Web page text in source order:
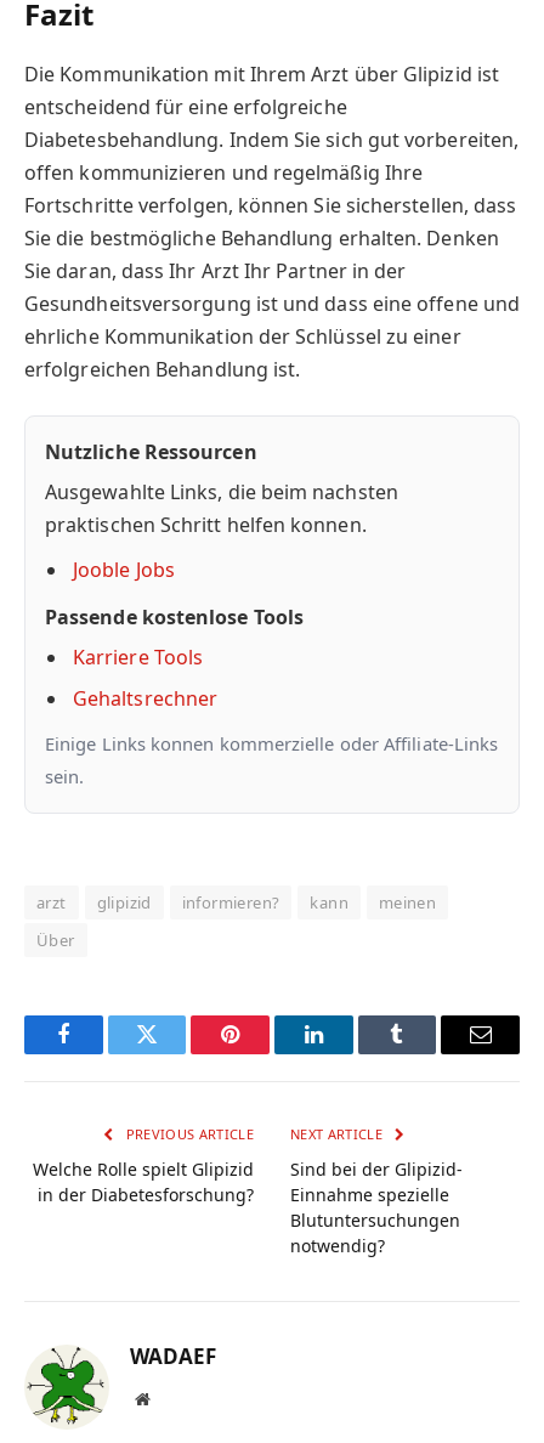
Fazit
Die Kommunikation mit Ihrem Arzt über Glipizid ist
entscheidend für eine erfolgreiche
Diabetesbehandlung. Indem Sie sich gut vorbereiten,
offen kommunizieren und regelmäßig Ihre
Fortschritte verfolgen, können Sie sicherstellen, dass
Sie die bestmögliche Behandlung erhalten. Denken
Sie daran, dass Ihr Arzt Ihr Partner in der
Gesundheitsversorgung ist und dass eine offene und
ehrliche Kommunikation der Schlüssel zu einer
erfolgreichen Behandlung ist.
Nutzliche Ressourcen
Ausgewahlte Links, die beim nachsten
praktischen Schritt helfen konnen.
Jooble Jobs
Passende kostenlose Tools
Karriere Tools
Gehaltsrechner
Einige Links konnen kommerzielle oder Affiliate-Links
sein.
arzt glipizid informieren? kann
meinen
Über
FacebookTwitter Pinterest LinkedInTumblr Email
PREVIOUS ARTICLE
Welche Rolle spielt Glipizid
in der Diabetesforschung?
NEXT ARTICLE
Sind bei der Glipizid-
Einnahme spezielle
Blutuntersuchungen
notwendig?
WADAEF
Website